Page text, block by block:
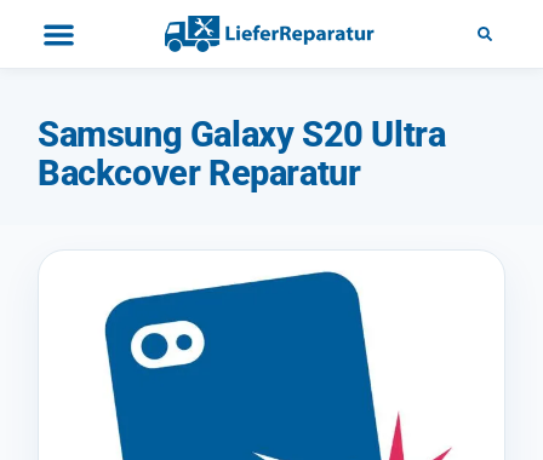
Samsung Galaxy S20 Ultra
Backcover Reparatur